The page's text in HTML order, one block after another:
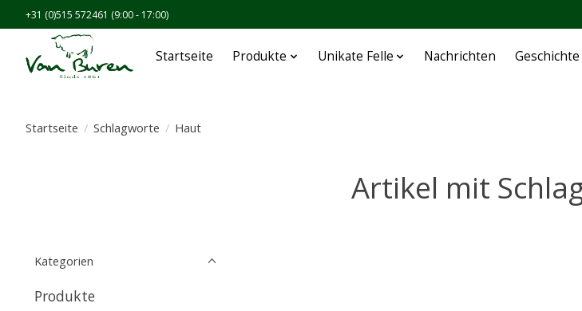
+31 (0)515 572461 (9:00 - 17:00)
Startseite Produkte Unikate Felle Nachrichten Geschichte
Startseite / Schlagworte / Haut
Artikel mit
Kategorien
Produkte